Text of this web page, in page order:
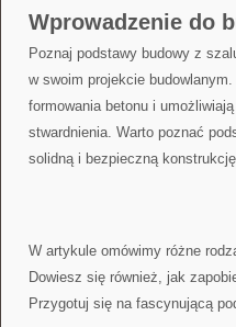
Wprowadzenie do
Poznaj podstawy⁣ budowy z
w swoim projekcie
formowania betonu i
stwardnienia. Warto poznać
solidną i bezpieczną
W artykule omówimy różne
Dowiesz się również, jak
Przygotuj się na fascynującą